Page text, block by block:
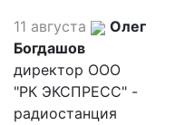
11 августа
Олег
Богдашов
директор ООО
"РК ЭКСПРЕСС" -
радиостанция